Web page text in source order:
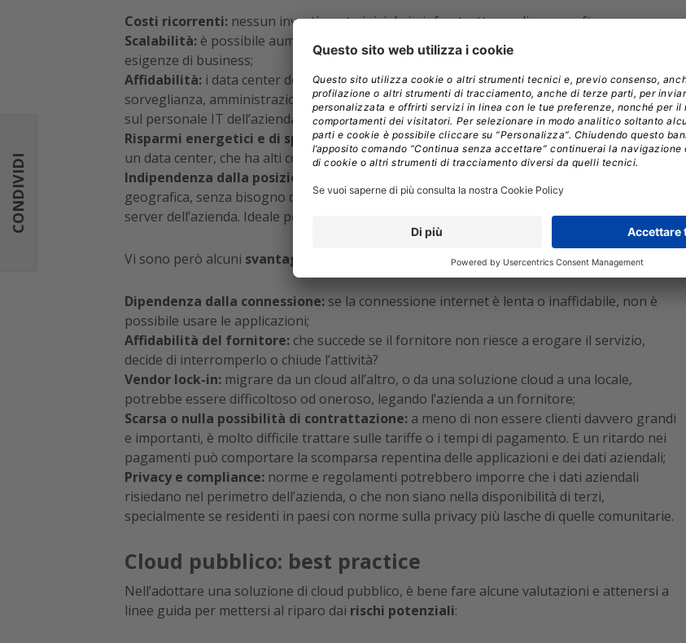
Costi ricorrenti:nessun investimento iniziale in infrastruttura o licenze software;
Scalabilità:è possibile aumentare o diminuire i servizi, e i relativi costi, in accordo alle reali
esigenze di business;
Affidabilità:i data center dei fornitori cloud sono strutturati per garantire ridondanza,
sorveglianza, amministrazione, manutenzione, aggiornamenti e sicurezza, senza gravare
sul personale IT dell’azienda;
Risparmi energetici e di spazio:non è necessario riservare prezioso spazio in azienda per
un data center, che ha alti consumi energetici, anche per le esigenze di climatizzazione;
Indipendenza dalla posizione:
geografica, senza bisogno di prevedere infrastrutture per connessioni sicure e affidabili ai
server dell’azienda. Ideale per aziende distribuite, smart working e personale itinerante.
Vi sono però alcuni svantaggi o rischi potenziali nell’adozione di soluzioni di public cloud:
Dipendenza dalla connessione:se la connessione internet è lenta o inaffidabile, non è
possibile usare le applicazioni;
Affidabilità del fornitore:che succede se il fornitore non riesce a erogare il servizio,
decide di interromperlo o chiude l’attività?
Vendor lock-in:migrare da un cloud all’altro, o da una soluzione cloud a una locale,
potrebbe essere difficoltoso od oneroso, legando l’azienda a un fornitore;
Scarsa o nulla possibilità di contrattazione:a meno di non essere clienti davvero grandi
e importanti, è molto difficile trattare sulle tariffe o i tempi di pagamento. E un ritardo nei
pagamenti può comportare la scomparsa repentina delle applicazioni e dei dati aziendali;
Privacy e compliance:norme e regolamenti potrebbero imporre che i dati aziendali
risiedano nel perimetro dell’azienda, o che non siano nella disponibilità di terzi,
specialmente se residenti in paesi con norme sulla privacy più lasche di quelle comunitarie.
Cloud pubblico: best practice
Nell’adottare una soluzione di cloud pubblico, è bene fare alcune valutazioni e attenersi a
linee guida per mettersi al riparo dai rischi potenziali:
CONDIVIDI